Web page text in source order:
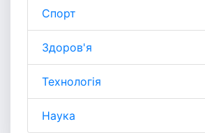
Спорт
Здоров'я
Технологія
Наука